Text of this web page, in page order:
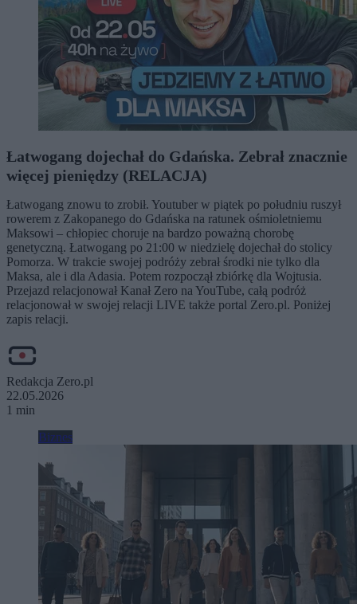
Łatwogang dojechał do Gdańska. Zebrał znacznie
więcej pieniędzy (RELACJA)
Łatwogang znowu to zrobił. Youtuber w piątek po południu ruszył
rowerem z Zakopanego do Gdańska na ratunek ośmioletniemu
Maksowi – chłopiec choruje na bardzo poważną chorobę
genetyczną. Łatwogang po 21:00 w niedzielę dojechał do stolicy
Pomorza. W trakcie swojej podróży zebrał środki nie tylko dla
Maksa, ale i dla Adasia. Potem rozpoczął zbiórkę dla Wojtusia.
Przejazd relacjonował Kanał Zero na YouTube, całą podróż
relacjonował w swojej relacji LIVE także portal Zero.pl. Poniżej
zapis relacji.
Redakcja Zero.pl
22.05.2026
1 min
Biznes